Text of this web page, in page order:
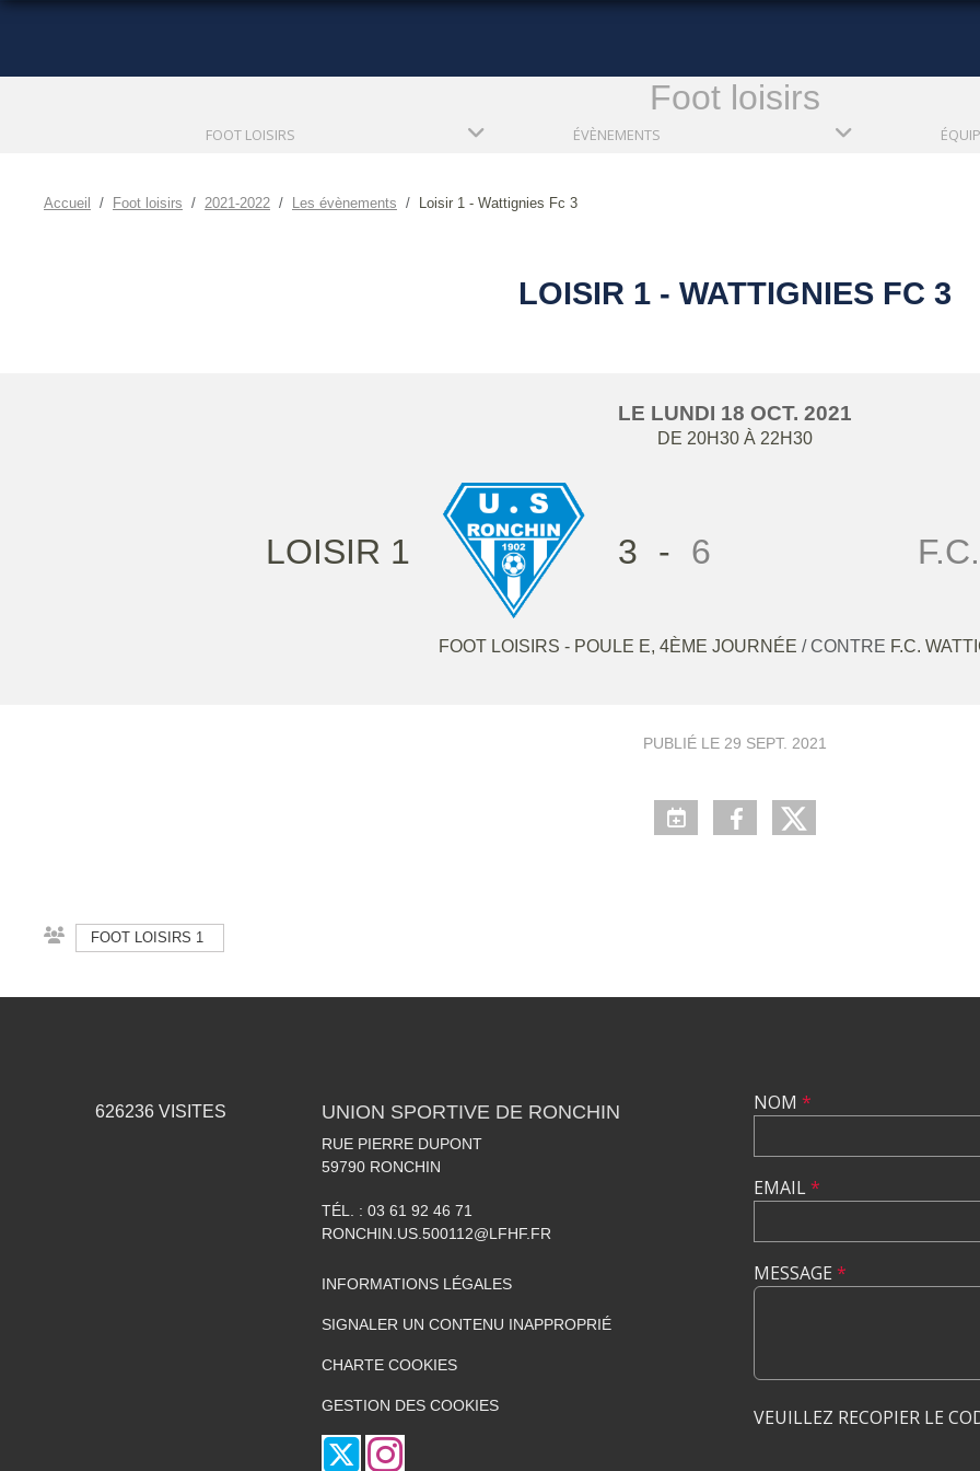
Foot loisirs
FOOT LOISIRS ÉVÈNEMENTS
Accueil Foot loisirs 2021-2022 Les évènements Loisir 1 - Wattignies Fc 3
LOISIR 1 - WATTIGNIES FC 3
LE LUNDI 18 OCT. 2021
DE 20H30 À 22H30
LOISIR 1 3 - 6
FOOT LOISIRS - POULE E, 4ÈME JOURNÉE / CONTRE F.C.
PUBLIÉ LE 29 SEPT. 2021
FOOT LOISIRS 1
626236 VISITES UNION SPORTIVE DE RONCHIN
RUE PIERRE DUPONT
59790 RONCHIN
TÉL. : 03 61 92 46 71
RONCHIN.US.500112@LFHF.FR
INFORMATIONS LÉGALES
SIGNALER UN CONTENU INAPPROPRIÉ
CHARTE COOKIES
GESTION DES COOKIES
NOM *
EMAIL*
MESSAGE *
VEUILLEZ RECOPIER LE